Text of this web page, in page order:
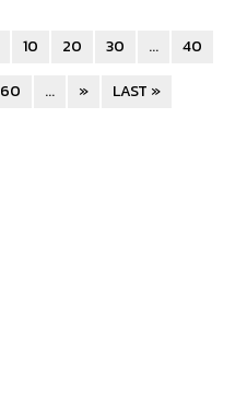
10 20 30 ...
40
60 ... » LAST »